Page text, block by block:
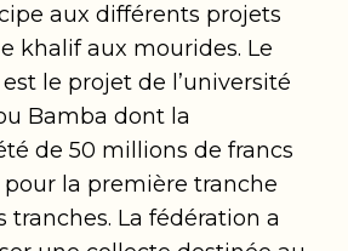
aux différents projets
khalif aux mourides. Le
le projet de l’université
Bamba dont la
de 50 millions de francs
pour la première tranche
tranches. La fédération a